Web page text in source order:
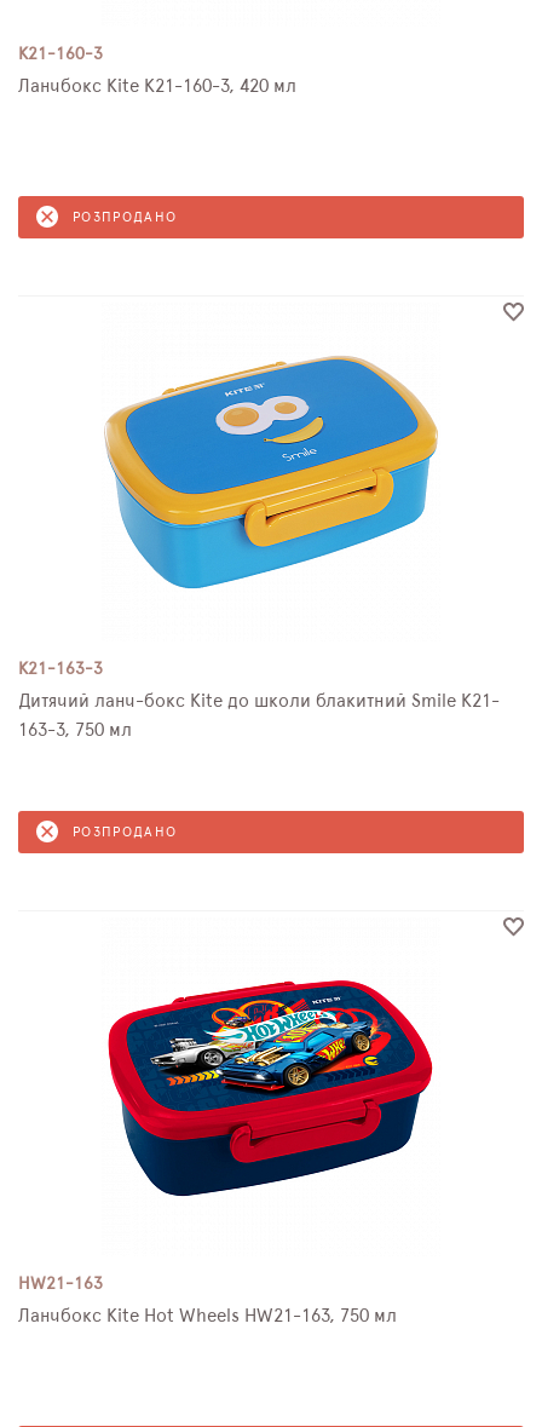
K21-160-3
Ланчбокс Kite K21-160-3, 420 мл
РОЗПРОДАНО
K21-163-3
Дитячий ланч-бокс Kite до школи блакитний Smile K21-
163-3, 750 мл
РОЗПРОДАНО
HW21-163
Ланчбокс Kite Hot Wheels HW21-163, 750 мл